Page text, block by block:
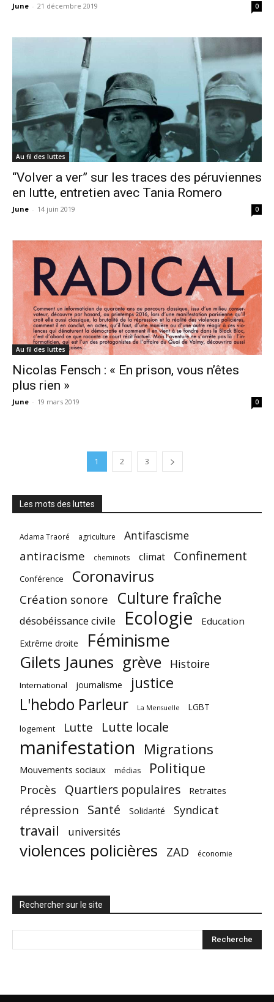
June - 21 décembre 2019 0
Au fil des luttes
“Volver a ver” sur les traces des péruviennes
en lutte, entretien avec Tania Romero
June - 14 juin 2019 0
Au fil des luttes
Nicolas Fensch : « En prison, vous n’êtes
plus rien »
June - 19 mars 2019 0
1 2 3
Les mots des luttes
Adama Traoré agriculture Antifascisme
antiracisme cheminots climat Confinement
Conférence Coronavirus
Création sonore Culture fraîche
désobéissance civile Ecologie Education
Extrême droite Féminisme
Gilets Jaunes grève Histoire
International journalisme justice
L'hebdo Parleur La Mensuelle
LGBT
logement
Lutte Lutte locale
manifestation Migrations
Mouvements sociaux médias Politique
Procès Quartiers populaires Retraites
répression Santé Solidarité Syndicat
travail universités
violences policières ZAD économie
Rechercher sur le site